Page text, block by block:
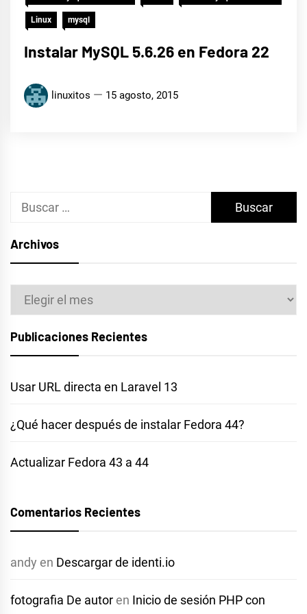
Linux mysql
Instalar MySQL 5.6.26 en Fedora 22
linuxitos 15 agosto, 2015
Buscar:
Archivos
Archivos
Publicaciones Recientes
Usar URL directa en Laravel 13
¿Qué hacer después de instalar Fedora 44?
Actualizar Fedora 43 a 44
Comentarios Recientes
andy en Descargar de identi.io
fotografia De autor en Inicio de sesión PHP con